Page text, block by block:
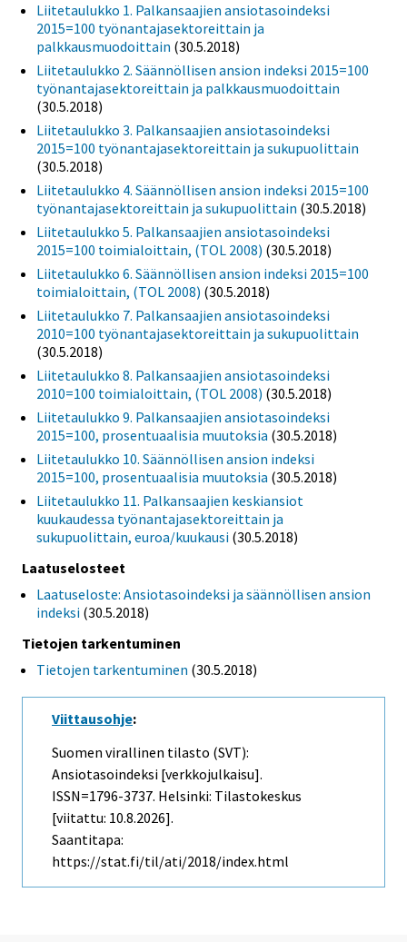
Liitetaulukko 1. Palkansaajien ansiotasoindeksi
2015=100 työnantajasektoreittain ja
palkkausmuodoittain (30.5.2018)
Liitetaulukko 2. Säännöllisen ansion indeksi 2015=100
työnantajasektoreittain ja palkkausmuodoittain
(30.5.2018)
Liitetaulukko 3. Palkansaajien ansiotasoindeksi
2015=100 työnantajasektoreittain ja sukupuolittain
(30.5.2018)
Liitetaulukko 4. Säännöllisen ansion indeksi 2015=100
työnantajasektoreittain ja sukupuolittain (30.5.2018)
Liitetaulukko 5. Palkansaajien ansiotasoindeksi
2015=100 toimialoittain, (TOL 2008) (30.5.2018)
Liitetaulukko 6. Säännöllisen ansion indeksi 2015=100
toimialoittain, (TOL 2008) (30.5.2018)
Liitetaulukko 7. Palkansaajien ansiotasoindeksi
2010=100 työnantajasektoreittain ja sukupuolittain
(30.5.2018)
Liitetaulukko 8. Palkansaajien ansiotasoindeksi
2010=100 toimialoittain, (TOL 2008) (30.5.2018)
Liitetaulukko 9. Palkansaajien ansiotasoindeksi
2015=100, prosentuaalisia muutoksia (30.5.2018)
Liitetaulukko 10. Säännöllisen ansion indeksi
2015=100, prosentuaalisia muutoksia (30.5.2018)
Liitetaulukko 11. Palkansaajien keskiansiot
kuukaudessa työnantajasektoreittain ja
sukupuolittain, euroa/kuukausi (30.5.2018)
Laatuselosteet
Laatuseloste: Ansiotasoindeksi ja säännöllisen ansion
indeksi (30.5.2018)
Tietojen tarkentuminen
Tietojen tarkentuminen (30.5.2018)
Viittausohje:
Suomen virallinen tilasto (SVT):
Ansiotasoindeksi [verkkojulkaisu].
ISSN=1796-3737. Helsinki: Tilastokeskus
[viitattu: 10.8.2026].
Saantitapa:
https://stat.fi/til/ati/2018/index.html